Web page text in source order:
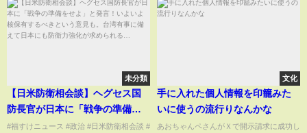
未分類
【日米防衛相会談】ヘグセス国
防長官が日本に「戦争の準備を
せよ」と発言！いよいよ核保有
#福すけニュース #政治 #日米防衛相会談 #
文化
手に入れた個人情報を印籠みた
いに使うの流行りなんかな
あおちゃんペさんがＸで開示請求に成功し